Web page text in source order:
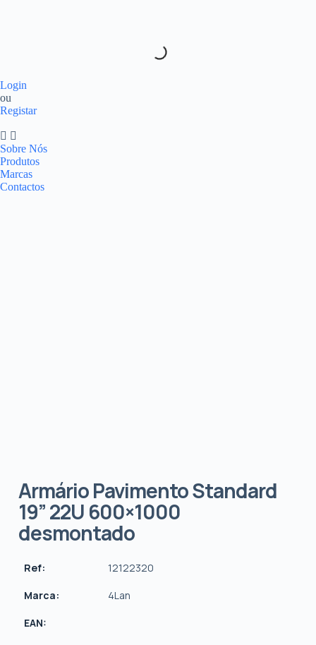
Login
ou
Registar
Sobre Nós
Produtos
Marcas
Contactos
Armário Pavimento Standard
19” 22U 600×1000
desmontado
Ref: 12122320
Marca: 4Lan
EAN: